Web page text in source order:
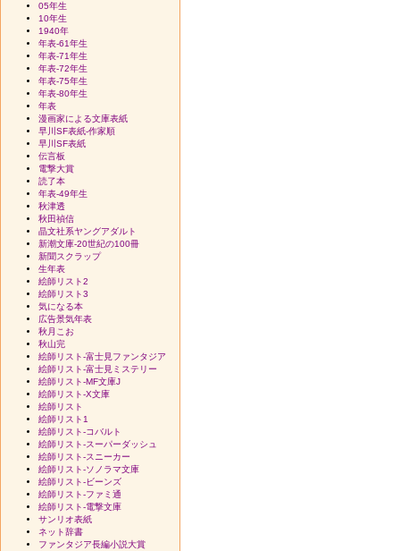
05年生
10年生
1940年
年表-61年生
年表-71年生
年表-72年生
年表-75年生
年表-80年生
年表
漫画家による文庫表紙
早川SF表紙-作家順
早川SF表紙
伝言板
電撃大賞
読了本
年表-49年生
秋津透
秋田禎信
晶文社系ヤングアダルト
新潮文庫-20世紀の100冊
新聞スクラップ
生年表
絵師リスト2
絵師リスト3
気になる本
広告景気年表
秋月こお
秋山完
絵師リスト-富士見ファンタジア
絵師リスト-富士見ミステリー
絵師リスト-MF文庫J
絵師リスト-X文庫
絵師リスト
絵師リスト1
絵師リスト-コバルト
絵師リスト-スーパーダッシュ
絵師リスト-スニーカー
絵師リスト-ソノラマ文庫
絵師リスト-ビーンズ
絵師リスト-ファミ通
絵師リスト-電撃文庫
サンリオ表紙
ネット辞書
ファンタジア長編小説大賞